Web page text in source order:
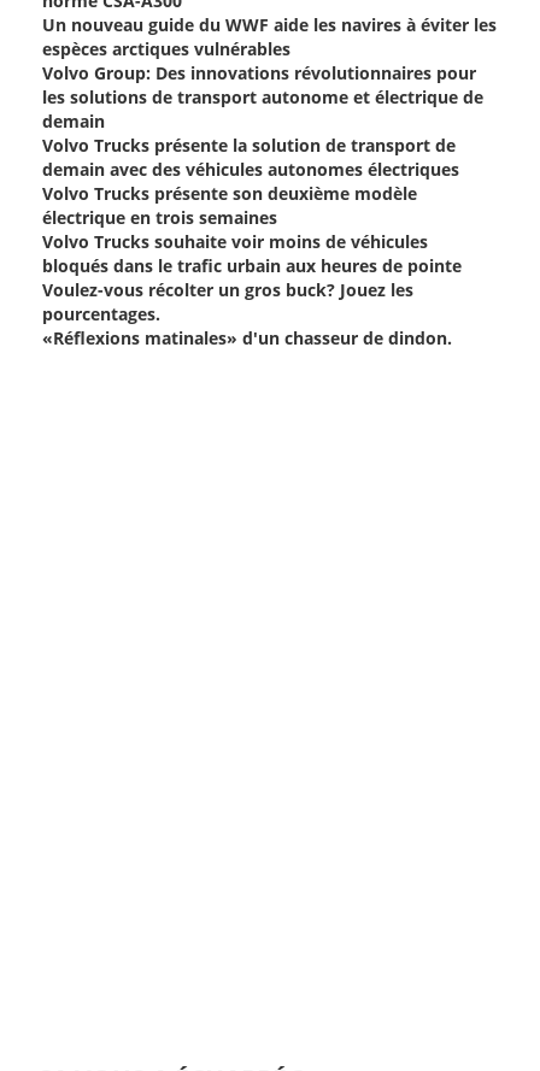
Un nouveau guide du WWF aide les navires à éviter les
espèces arctiques vulnérables
Volvo Group: Des innovations révolutionnaires pour
les solutions de transport autonome et électrique de
demain
Volvo Trucks présente la solution de transport de
demain avec des véhicules autonomes électriques
Volvo Trucks présente son deuxième modèle
électrique en trois semaines
Volvo Trucks souhaite voir moins de véhicules
bloqués dans le trafic urbain aux heures de pointe
Voulez-vous récolter un gros buck? Jouez les
pourcentages.
«Réflexions matinales» d'un chasseur de dindon.